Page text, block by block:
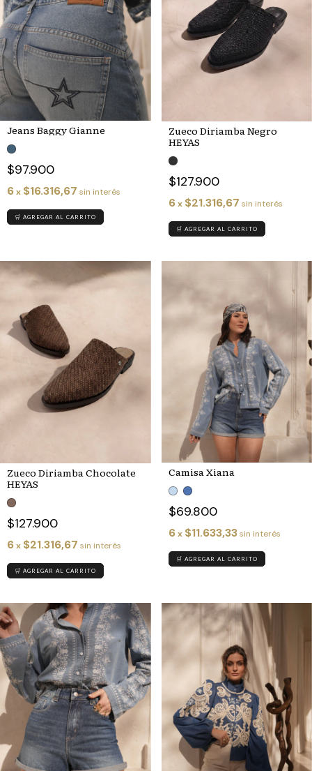
Jeans Baggy Gianne
$97.900
6x $16.316,67 sin interés
🛒 AGREGAR AL CARRITO
Zueco Diriamba Negro
HEYAS
$127.900
6 x $21.316,67 sin interés
🛒 AGREGAR AL CARRITO
Zueco Diriamba Chocolate
HEYAS
$127.900
6x $21.316,67 sin interés
🛒 AGREGAR AL CARRITO
Camisa Xiana
$69.800
6 x $11.633,33 sin interés
🛒 AGREGAR AL CARRITO